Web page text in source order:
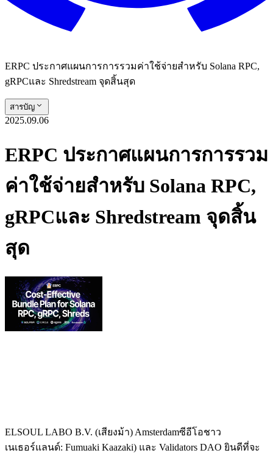
ERPC ประกาศแผนการการรวมค่าใช้จ่ายสําหรับ Solana RPC,
gRPCและ Shredstream จุดสิ้นสุด
สารบัญ
2025.09.06
ERPC ประกาศแผนการการรวม
ค่าใช้จ่ายสําหรับ Solana RPC,
gRPCและ Shredstream จุดสิ้น
สุด
ELSOUL LABO B.V. (เสียงม้า) Amsterdamซีอีโอชาว
เนเธอร์แลนด์: Fumuaki Kaazaki) และ Validators DAO ยินดีที่จะ